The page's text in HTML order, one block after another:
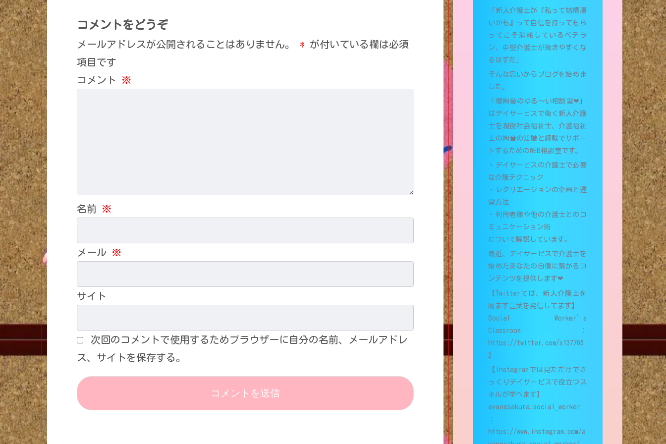
コメントをどうぞ
メールアドレスが公開されることはありません。 * が付いている欄は必須
項目です
コメント
※
名前 ※
メール ※
サイト
次回のコメントで使用するためブラウザーに自分の名前、メールアドレ
ス、サイトを保存する。
「新人介護士が『私って結構凄
いかも』って自信を持ってもら
ってこそ消耗しているベテラ
ン、中堅介護士が働きやすくな
るはずだ」
そんな思いからブログを始めま
した。
「櫻絢音のゆる〜い相談室❤︎」
はデイサービスで働く新人介護
士を現役社会福祉士、介護福祉
士の絢音の知識と経験でサポー
トするためのWEB相談室です。
・デイサービスの介護士で必要
な介護テクニック
・レクリエーションの企画と運
営方法
・利用者様や他の介護士とのコ
ミュニケーション術
について解説しています。
最近、デイサービスで介護士を
始めたあなたの自信に繋がるコ
ンテンツを提供します❤︎
【Twitterでは、新人介護士を
励ます言葉を発信してます】
Social Worker’s
Classroom：
https://twitter.com/s137706
2
【Instagramでは見ただけでざ
っくりデイサービスで役立つス
キルが学べます】
ayanesakura.social_worker
：
https://www.instagram.com/a